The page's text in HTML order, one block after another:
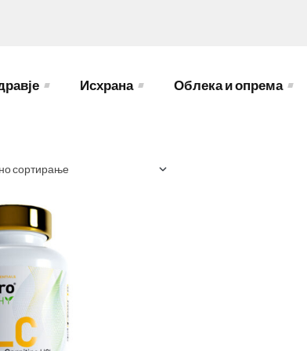
Исхрана Облека и опрема